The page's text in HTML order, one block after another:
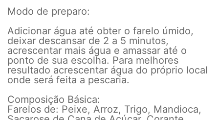
Modo de preparo:
Adicionar água até obter o farelo úmido,
deixar descansar de 2 a 5 minutos,
acrescentar mais água e amassar até o
ponto de sua escolha. Para melhores
resultado acrescentar água do próprio local
onde será feita a pescaria.
Composição Básica:
Farelos de: Peixe, Arroz, Trigo, Mandioca,